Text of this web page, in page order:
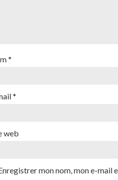
*
*
web
mon nom, mon e-mail